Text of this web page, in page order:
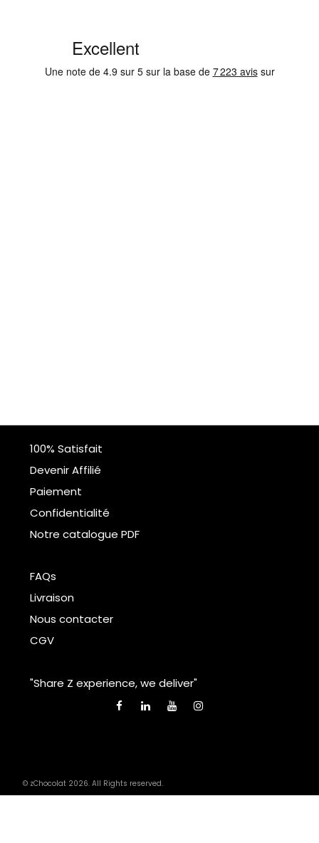
100% Satisfait
Devenir Affilié
Paiement
Confidentialité
Notre catalogue PDF
FAQs
Livraison
Nous contacter
CGV
"Share Z experience, we deliver"
© zChocolat 2026. All Rights reserved.